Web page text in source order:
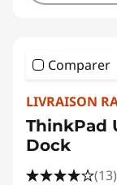
Comparer
LIVRAISON
ThinkPad
Dock
(13)